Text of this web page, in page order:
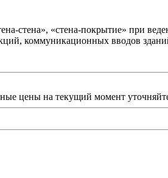
стена», «стена-покрытие» при
коммуникационных вводов
цены на текущий момент